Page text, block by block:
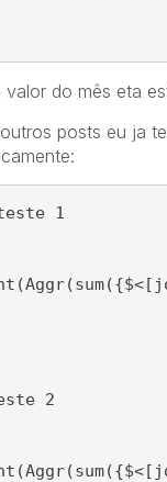
valor do mês eta
posts eu ja
1
2